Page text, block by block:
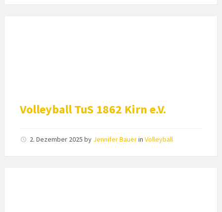
Volleyball TuS 1862 Kirn e.V.
2. Dezember 2025 by Jennifer Bauerin Volleyball